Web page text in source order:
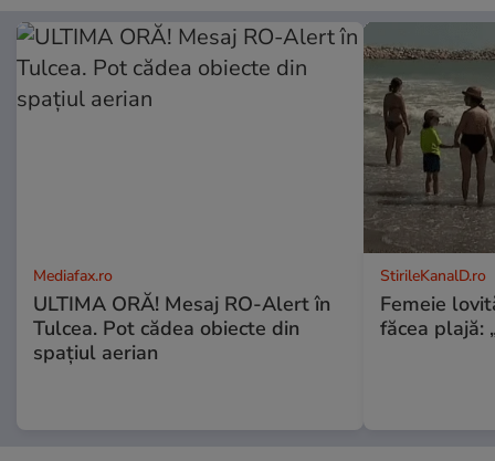
Mediafax.ro
ULTIMA ORĂ! Mesaj RO-Alert în
Tulcea. Pot cădea obiecte din
spațiul aerian
StirileKanalD.ro
Femeie
făcea plajă: